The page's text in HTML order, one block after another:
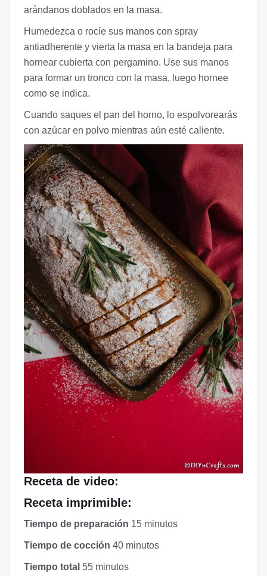
arándanos doblados en la masa.
Humedezca o rocíe sus manos con spray
antiadherente y vierta la masa en la bandeja para
hornear cubierta con pergamino. Use sus manos
para formar un tronco con la masa, luego hornee
como se indica.
Cuando saques el pan del horno, lo espolvorearás
con azúcar en polvo mientras aún esté caliente.
Receta de video:
Receta imprimible:
Tiempo de preparación 15 minutos
Tiempo de cocción 40 minutos
Tiempo total 55 minutos